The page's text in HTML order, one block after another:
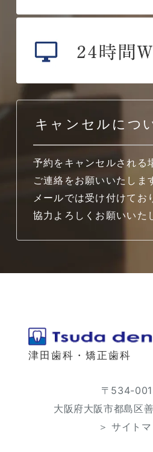
キャンセルにつ
予約をキャンセルされる
ご連絡をお願いいたしま
メールでは受け付けてお
協力よろしくお願いいた
津田歯科・矯正歯科
〒534-
大阪府大阪市都島区
＞ サイト